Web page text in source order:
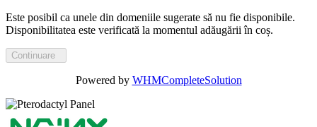
Este posibil ca unele din domeniile sugerate să nu fie disponibile.
Disponibilitatea este verificată la momentul adăugării în coș.
Powered by WHMCompleteSolution